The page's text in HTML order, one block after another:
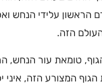
עלידי הנחש
הזה.
טומאת עור הנחש,
המצורע הזה, איני